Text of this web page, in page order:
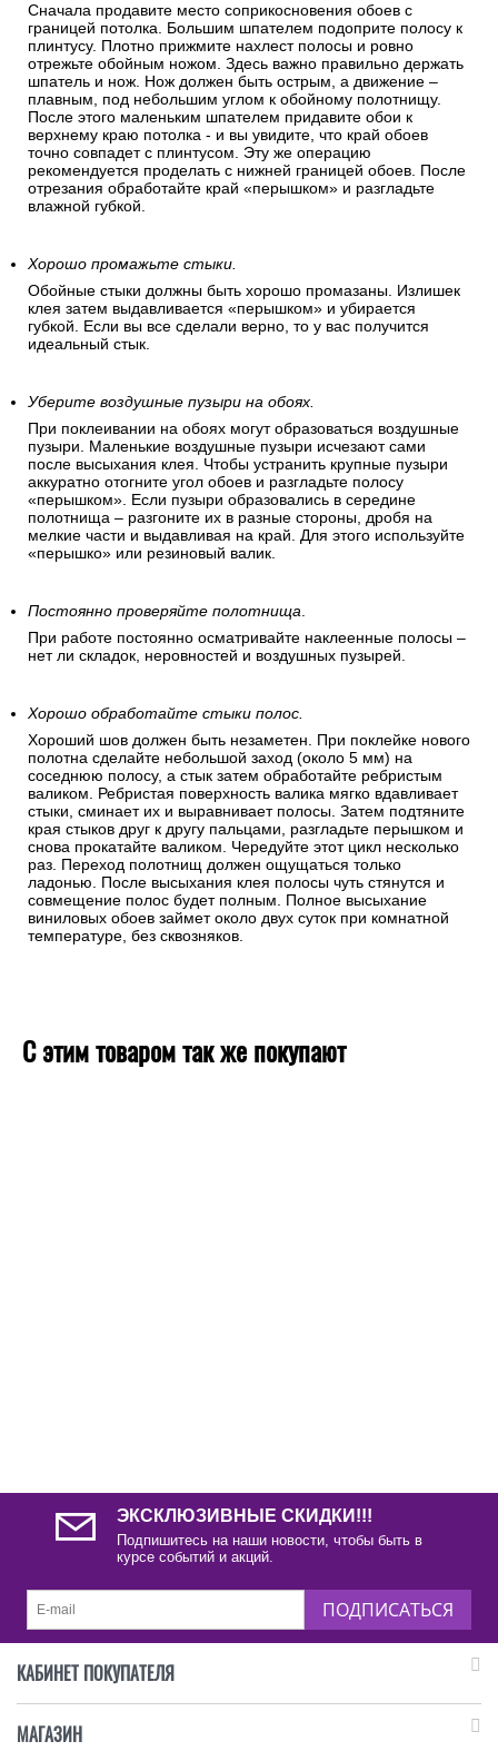
Сначала продавите место соприкосновения обоев с
границей потолка. Большим шпателем подоприте полосу к
плинтусу. Плотно прижмите нахлест полосы и ровно
отрежьте обойным ножом. Здесь важно правильно держать
шпатель и нож. Нож должен быть острым, а движение –
плавным, под небольшим углом к обойному полотнищу.
После этого маленьким шпателем придавите обои к
верхнему краю потолка - и вы увидите, что край обоев
точно совпадет с плинтусом. Эту же операцию
рекомендуется проделать с нижней границей обоев. После
отрезания обработайте край «перышком» и разгладьте
влажной губкой.
Хорошо промажьте стыки.
Обойные стыки должны быть хорошо промазаны. Излишек
клея затем выдавливается «перышком» и убирается
губкой. Если вы все сделали верно, то у вас получится
идеальный стык.
Уберите воздушные пузыри на обоях.
При поклеивании на обоях могут образоваться воздушные
пузыри. Маленькие воздушные пузыри исчезают сами
после высыхания клея. Чтобы устранить крупные пузыри
аккуратно отогните угол обоев и разгладьте полосу
«перышком». Если пузыри образовались в середине
полотнища – разгоните их в разные стороны, дробя на
мелкие части и выдавливая на край. Для этого используйте
«перышко» или резиновый валик.
Постоянно проверяйте полотнища.
При работе постоянно осматривайте наклеенные полосы –
нет ли складок, неровностей и воздушных пузырей.
Хорошо обработайте стыки полос.
Хороший шов должен быть незаметен. При поклейке нового
полотна сделайте небольшой заход (около 5 мм) на
соседнюю полосу, а стык затем обработайте ребристым
валиком. Ребристая поверхность валика мягко вдавливает
стыки, сминает их и выравнивает полосы. Затем подтяните
края стыков друг к другу пальцами, разгладьте перышком и
снова прокатайте валиком. Чередуйте этот цикл несколько
раз. Переход полотнищ должен ощущаться только
ладонью. После высыхания клея полосы чуть стянутся и
совмещение полос будет полным. Полное высыхание
виниловых обоев займет около двух суток при комнатной
температуре, без сквозняков.
С этим товаром так же покупают
ЭКСКЛЮЗИВНЫЕ СКИДКИ!!!
Подпишитесь на наши новости, чтобы быть в
курсе событий и акций.
ПОДПИСАТЬСЯ
КАБИНЕТ ПОКУПАТЕЛЯ
МАГАЗИН